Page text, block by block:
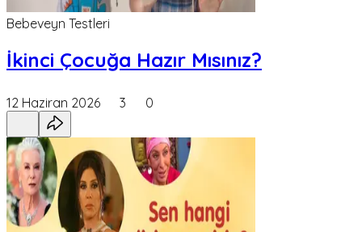
Bebeveyn Testleri
İkinci Çocuğa Hazır Mısınız?
12 Haziran 2026 3 0